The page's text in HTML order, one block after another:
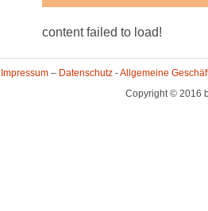
content failed to load!
Impressum– Datenschutz-Allgemeine
Copyright © 2016